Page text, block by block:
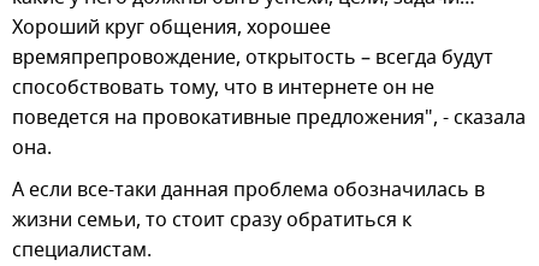
Хороший круг общения, хорошее
времяпрепровождение, открытость – всегда будут
способствовать тому, что в интернете он не
поведется на провокативные предложения", - сказала
она.
А если все-таки данная проблема обозначилась в
жизни семьи, то стоит сразу обратиться к
специалистам.